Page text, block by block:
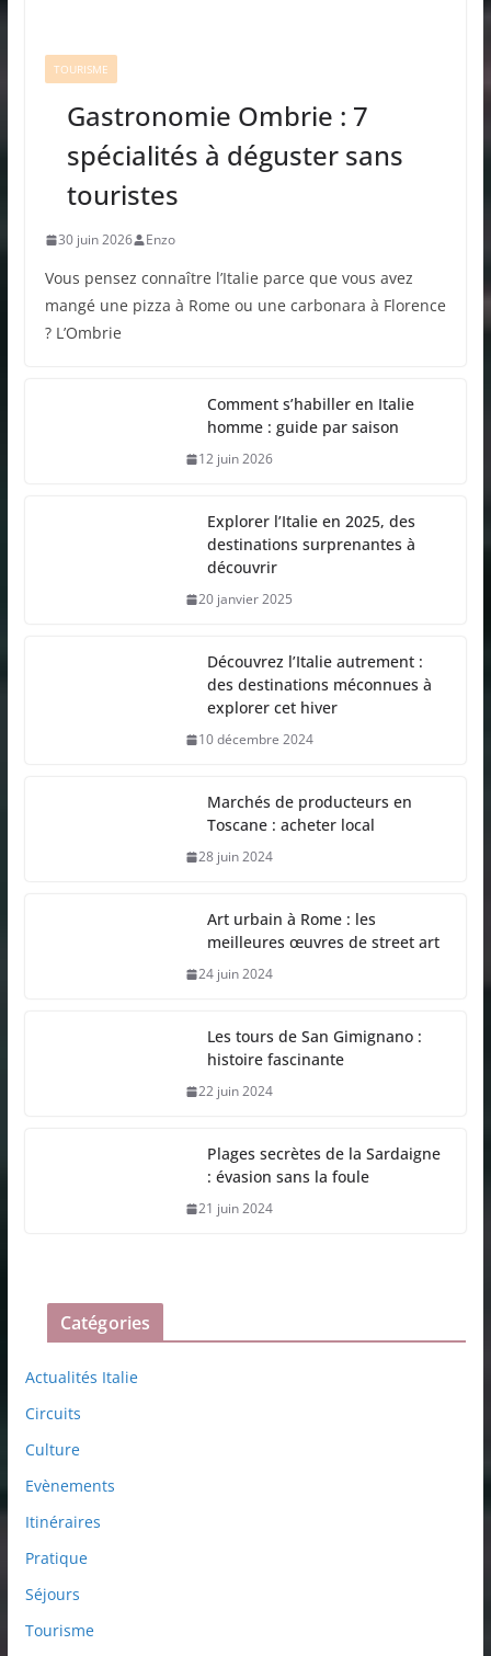
TOURISME
Gastronomie Ombrie : 7
spécialités à déguster sans
touristes
30 juin 2026 Enzo
Vous pensez connaître l’Italie parce que vous avez
mangé une pizza à Rome ou une carbonara à Florence
? L’Ombrie
Comment s’habiller en Italie
homme : guide par saison
12 juin 2026
Explorer l’Italie en 2025, des
destinations surprenantes à
découvrir
20 janvier 2025
Découvrez l’Italie autrement :
des destinations méconnues à
explorer cet hiver
10 décembre 2024
Marchés de producteurs en
Toscane : acheter local
28 juin 2024
Art urbain à Rome : les
meilleures œuvres de street art
24 juin 2024
Les tours de San Gimignano :
histoire fascinante
22 juin 2024
Plages secrètes de la Sardaigne
: évasion sans la foule
21 juin 2024
Catégories
Actualités Italie
Circuits
Culture
Evènements
Itinéraires
Pratique
Séjours
Tourisme